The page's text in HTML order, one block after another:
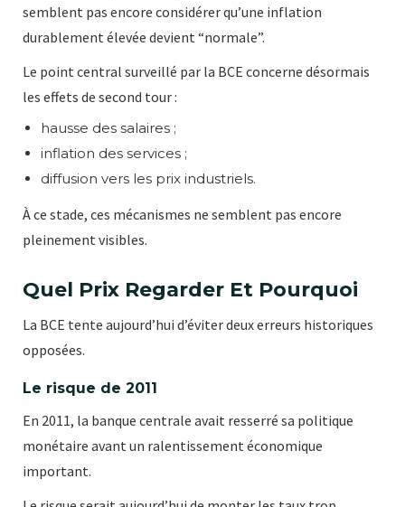
semblent pas encore considérer qu’une inflation
durablement élevée devient “normale”.
Le point central surveillé par la BCE concerne désormais
les effets de second tour :
hausse des salaires ;
inflation des services ;
diffusion vers les prix industriels.
À ce stade, ces mécanismes ne semblent pas encore
pleinement visibles.
Quel Prix Regarder Et Pourquoi
La BCE tente aujourd’hui d’éviter deux erreurs historiques
opposées.
Le risque de 2011
En 2011, la banque centrale avait resserré sa politique
monétaire avant un ralentissement économique
important.